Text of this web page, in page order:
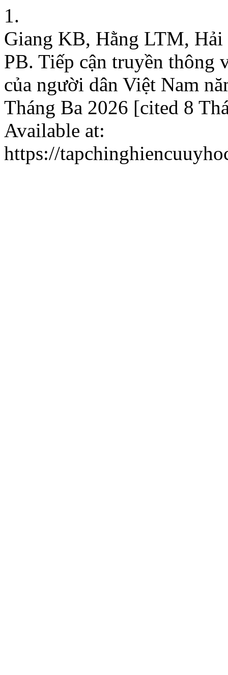
1.
Giang KB, Hằng LTM,
PB. Tiếp cận truyền thông
của người dân Việt Nam
Tháng Ba 2026 [cited 8
Available at:
https://